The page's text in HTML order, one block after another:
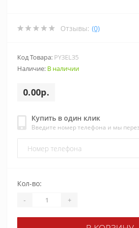
Отзывы: (0)
Код Товара: PY3EL35
Наличие: В наличии
0.00р.
Купить в один клик
Введите номер телефона и мы
Кол-во:
- +